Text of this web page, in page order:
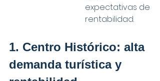
expectativas de
rentabilidad.
1. Centro Histórico: alta
demanda turística y